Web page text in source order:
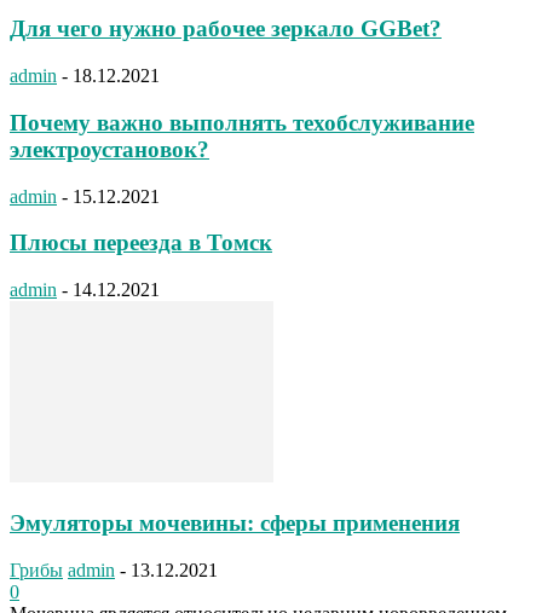
Для чего нужно рабочее зеркало GGBet?
admin - 18.12.2021
Почему важно выполнять техобслуживание
электроустановок?
admin - 15.12.2021
Плюсы переезда в Томск
admin - 14.12.2021
Эмуляторы мочевины: сферы применения
Грибы admin - 13.12.2021
0